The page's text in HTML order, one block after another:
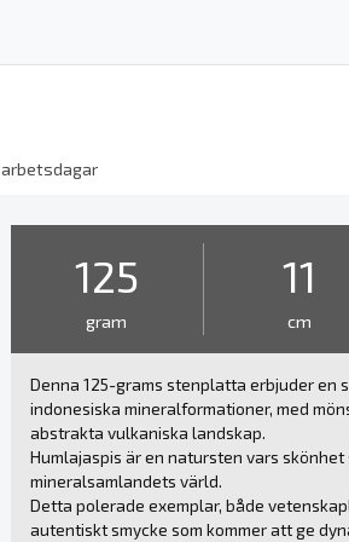
arbetsdagar
125
gram
11
cm
Denna 125-grams stenplatta erbjuder en
indonesiska mineralformationer, med
abstrakta vulkaniska landskap.
Humlajaspis är en natursten vars
mineralsamlandets värld.
Detta polerade exemplar, både
autentiskt smycke som kommer att ge